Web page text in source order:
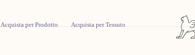
Acquista per Prodotto Acquista per Tessuto